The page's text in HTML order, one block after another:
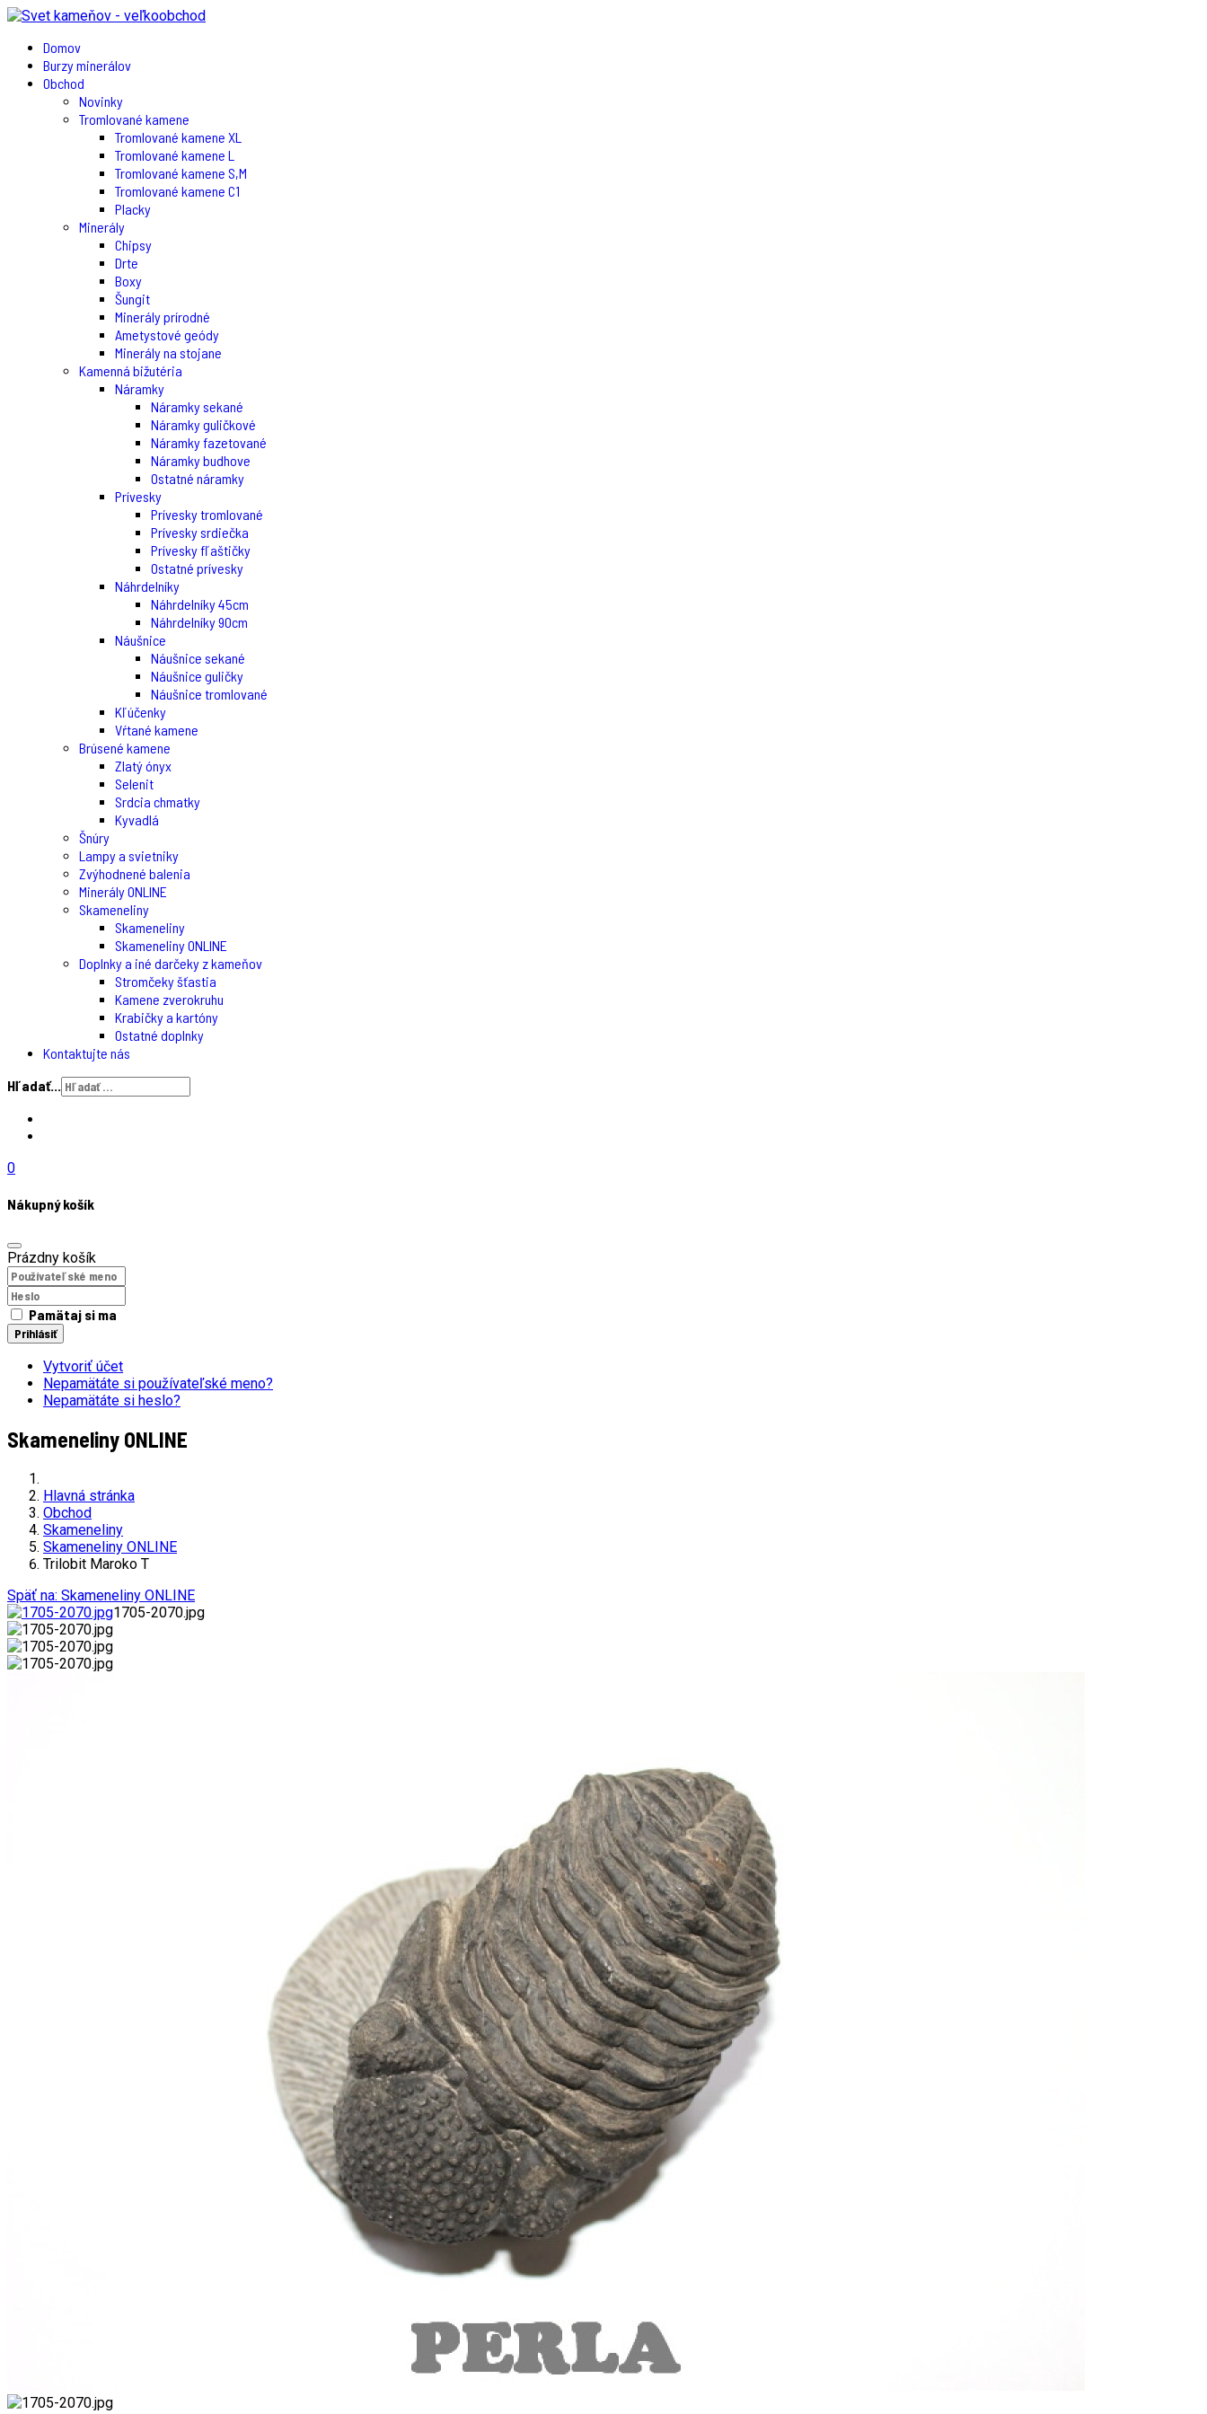
Domov
Burzy minerálov
Obchod
Novinky
Tromlované kamene
Tromlované kamene XL
Tromlované kamene L
Tromlované kamene S,M
Tromlované kamene C1
Placky
Minerály
Chipsy
Drte
Boxy
Šungit
Minerály prírodné
Ametystové geódy
Minerály na stojane
Kamenná bižutéria
Náramky
Náramky sekané
Náramky guličkové
Náramky fazetované
Náramky budhove
Ostatné náramky
Prívesky
Prívesky tromlované
Prívesky srdiečka
Prívesky fľaštičky
Ostatné prívesky
Náhrdelníky
Náhrdelníky 45cm
Náhrdelníky 90cm
Náušnice
Náušnice sekané
Náušnice guličky
Náušnice tromlované
Kľúčenky
Vŕtané kamene
Brúsené kamene
Zlatý ónyx
Selenit
Srdcia chmatky
Kyvadlá
Šnúry
Lampy a svietniky
Zvýhodnené balenia
Minerály ONLINE
Skameneliny
Skameneliny
Skameneliny ONLINE
Doplnky a iné darčeky z kameňov
Stromčeky šťastia
Kamene zverokruhu
Krabičky a kartóny
Ostatné doplnky
Kontaktujte nás
Hľadať...
0
Nákupný košík
Prázdny košík
Pamätaj si ma
Prihlásiť
Vytvoriť účet
Nepamätáte si používateľské meno?
Nepamätáte si heslo?
Skameneliny ONLINE
Hlavná stránka
Obchod
Skameneliny
Skameneliny ONLINE
Trilobit Maroko T
Späť na: Skameneliny ONLINE
1705-2070.jpg